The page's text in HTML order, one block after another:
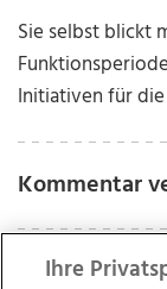
Sie selbst blickt
Initiativen für
Kommentar
Ihre